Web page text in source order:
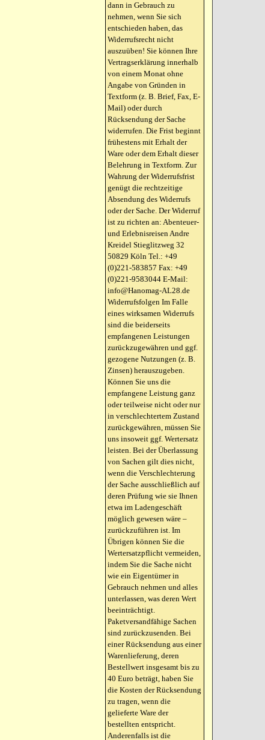
dann in Gebrauch zu
nehmen, wenn Sie sich
entschieden haben, das
Widerrufsrecht nicht
auszuüben! Sie können Ihre
Vertragserklärung innerhalb
von einem Monat ohne
Angabe von Gründen in
Textform (z. B. Brief, Fax, E-
Mail) oder durch
Rücksendung der Sache
widerrufen. Die Frist beginnt
frühestens mit Erhalt der
Ware oder dem Erhalt dieser
Belehrung in Textform. Zur
Wahrung der Widerrufsfrist
genügt die rechtzeitige
Absendung des Widerrufs
oder der Sache. Der Widerruf
ist zu richten an: Abenteuer-
und Erlebnisreisen Andre
Kreidel Stieglitzweg 32
50829 Köln Tel.: +49
(0)221-583857 Fax: +49
(0)221-9583044 E-Mail:
info@Hanomag-AL28.de
Widerrufsfolgen Im Falle
eines wirksamen Widerrufs
sind die beiderseits
empfangenen Leistungen
zurückzugewähren und ggf.
gezogene Nutzungen (z. B.
Zinsen) herauszugeben.
Können Sie uns die
empfangene Leistung ganz
oder teilweise nicht oder nur
in verschlechtertem Zustand
zurückgewähren, müssen Sie
uns insoweit ggf. Wertersatz
leisten. Bei der Überlassung
von Sachen gilt dies nicht,
wenn die Verschlechterung
der Sache ausschließlich auf
deren Prüfung wie sie Ihnen
etwa im Ladengeschäft
möglich gewesen wäre –
zurückzuführen ist. Im
Übrigen können Sie die
Wertersatzpflicht vermeiden,
indem Sie die Sache nicht
wie ein Eigentümer in
Gebrauch nehmen und alles
unterlassen, was deren Wert
beeinträchtigt.
Paketversandfähige Sachen
sind zurückzusenden. Bei
einer Rücksendung aus einer
Warenlieferung, deren
Bestellwert insgesamt bis zu
40 Euro beträgt, haben Sie
die Kosten der Rücksendung
zu tragen, wenn die
gelieferte Ware der
bestellten entspricht.
Anderenfalls ist die